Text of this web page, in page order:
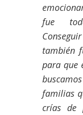
fue
también
para que
familias
crías de